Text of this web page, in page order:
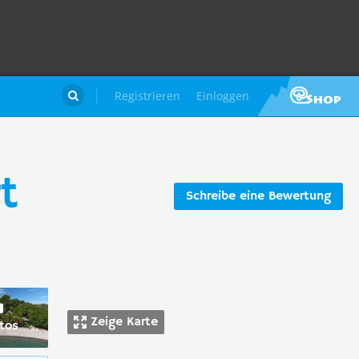
Registrieren Einloggen

Schreibe eine Bewertung
Zeige Karte